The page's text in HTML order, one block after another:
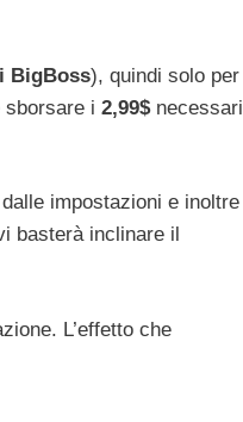
BigBoss), quindi solo per
i 2,99$necessari
impostazioni e inoltre
basterà inclinare il
L’effetto che